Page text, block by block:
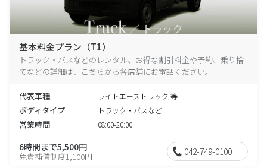
基本料金プラン（T1）
トラック・バスなどのレンタル、お得な割引料金や予約、乗り捨
てなどの詳細は、こちらから各店舗にお電話ください。
代表車種 ライトエーストラック 等
ボディタイプ トラック・バスなど
営業時間 08:00-20:00
6時間まで5,500円
免責補償制度1,100円 042-749-0100